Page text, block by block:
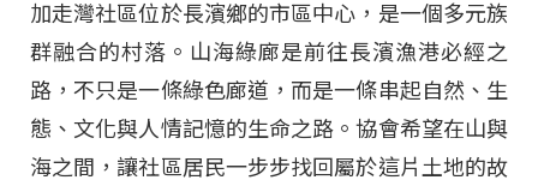
加走灣社區位於長濱鄉的市區中心，是一個多元族
群融合的村落。山海綠廊是前往長濱漁港必經之
路，不只是一條綠色廊道，而是一條串起自然、生
態、文化與人情記憶的生命之路。協會希望在山與
海之間，讓社區居民一步步找回屬於這片土地的故